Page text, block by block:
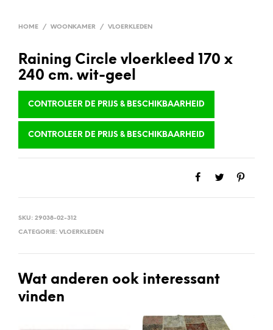
HOME / WOONKAMER / VLOERKLEDEN
Raining Circle vloerkleed 170 x
240 cm. wit-geel
CONTROLEER DE PRIJS & BESCHIKBAARHEID
CONTROLEER DE PRIJS & BESCHIKBAARHEID
SKU: 29038-02-312
CATEGORIE: VLOERKLEDEN
Wat anderen ook interessant
vinden